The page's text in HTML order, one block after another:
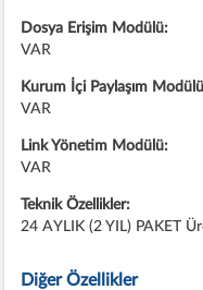
Dosya Erişim Modülü:
VAR
Kurum İçi Paylaşım
VAR
Link Yönetim Modülü:
VAR
Teknik Özellikler:
24 AYLIK (2 YIL) PAKET
Diğer Özellikler